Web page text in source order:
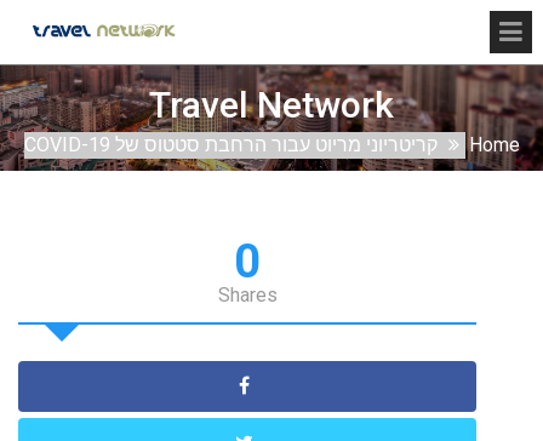
Travel Network
Home קריטריוני מריוט עבור הרחבת סטטוס של COVID-19
0
Shares